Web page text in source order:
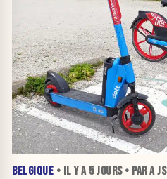
BELGIQUE • IL Y A 5 JOURS• PAR A JS